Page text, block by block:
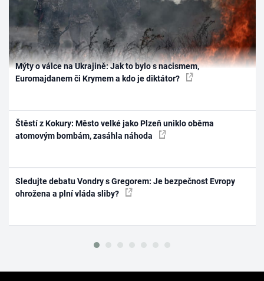
Mýty o válce na Ukrajině: Jak to bylo s nacismem,
Euromajdanem či Krymem a kdo je diktátor?
Štěstí z Kokury: Město velké jako Plzeň uniklo oběma
atomovým bombám, zasáhla náhoda
Sledujte debatu Vondry s Gregorem: Je bezpečnost Evropy
ohrožena a plní vláda sliby?